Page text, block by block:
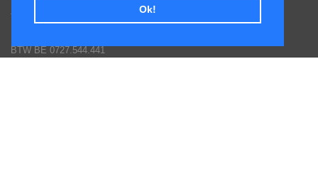
Ok!
Tel. 016/60.93.00 - 0475/620.520
BTW BE 0727.544.441